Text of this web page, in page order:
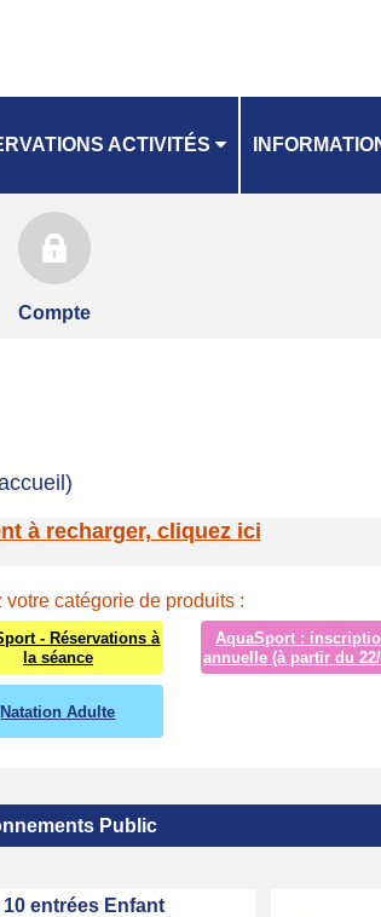
ACTIVITÉS
GRAND LIEU
NOTICE
Compte
à recharger, cliquez ici
votre catégorie de produits :
- Réservations à
la séance
AquaSport :
annuelle (à partir du
Natation Adulte
Public
10 entrées Enfant